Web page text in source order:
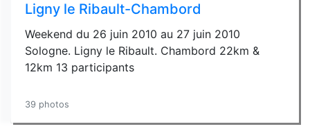
Ligny le Ribault-Chambord
Weekend du 26 juin 2010 au 27 juin 2010
Sologne. Ligny le Ribault. Chambord 22km &
12km 13 participants
39 photos